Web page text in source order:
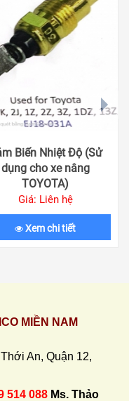
Biến Nhiệt Độ (Sử
dụng cho xe nâng
TOYOTA)
Giá: Liên hệ
Xem chi tiết
next
MIỀN NAM
An, Quận 12,
514 088 Ms. Thảo